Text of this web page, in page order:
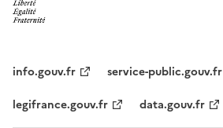
info.gouv.fr
service-public.gouv.fr
legifrance.gouv.fr
data.gouv.fr